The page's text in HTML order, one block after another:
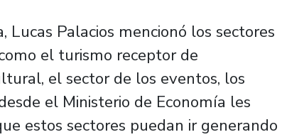
Lucas Palacios mencionó los sectores
el turismo receptor de
el sector de los eventos, los
el Ministerio de Economía les
estos sectores puedan ir generando